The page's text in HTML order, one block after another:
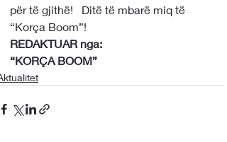
për të gjithë!   Ditë të mbarë miq të
“Korça Boom”!
REDAKTUAR nga:
“KORÇA BOOM”